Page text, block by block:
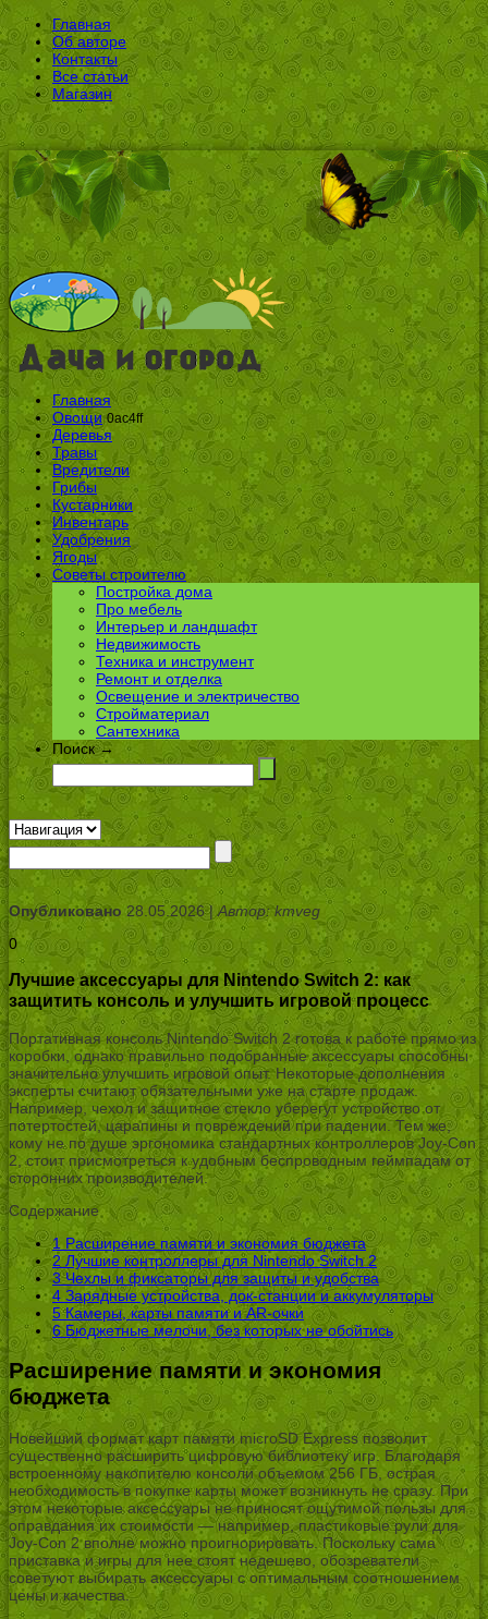
Главная
Об авторе
Контакты
Все статьи
Магазин
Главная
Овощи 0ac4ff
Деревья
Травы
Вредители
Грибы
Кустарники
Инвентарь
Удобрения
Ягоды
Советы строителю
Постройка дома
Про мебель
Интерьер и ландшафт
Недвижимость
Техника и инструмент
Ремонт и отделка
Освещение и электричество
Стройматериал
Сантехника
Поиск →
Опубликовано28.05.2026 |Автор: kmveg
0
Лучшие аксессуары для Nintendo Switch 2: как
защитить консоль и улучшить игровой процесс
Портативная консоль Nintendo Switch 2 готова к работе прямо из
коробки, однако правильно подобранные аксессуары способны
значительно улучшить игровой опыт. Некоторые дополнения
эксперты считают обязательными уже на старте продаж.
Например, чехол и защитное стекло уберегут устройство от
потертостей, царапины и повреждений при падении. Тем же,
кому не по душе эргономика стандартных контроллеров Joy-Con
2, стоит присмотреться к удобным беспроводным геймпадам от
сторонних производителей.
Содержание
1 Расширение памяти и экономия бюджета
2 Лучшие контроллеры для Nintendo Switch 2
3Чехлы и фиксаторы для защиты и удобства
4 Зарядные устройства, док-станции и аккумуляторы
5Камеры, карты памяти и AR-очки
6Бюджетные мелочи, без которых не обойтись
Расширение памяти и экономия
бюджета
Новейший формат карт памяти microSD Express позволит
существенно расширить цифровую библиотеку игр. Благодаря
встроенному накопителю консоли объемом 256 ГБ, острая
необходимость в покупке карты может возникнуть не сразу. При
этом некоторые аксессуары не приносят ощутимой пользы для
оправдания их стоимости — например, пластиковые рули для
Joy-Con 2 вполне можно проигнорировать. Поскольку сама
приставка и игры для нее стоят недешево, обозреватели
советуют выбирать аксессуары с оптимальным соотношением
цены и качества.